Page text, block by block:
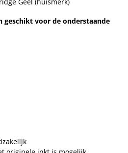
geschikt voor de onderstaande